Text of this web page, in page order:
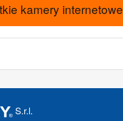
kamery internetowe
S.r.l.